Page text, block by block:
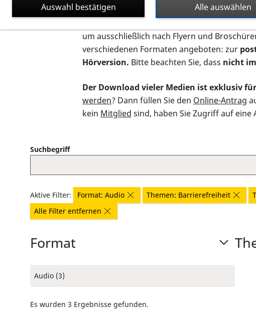
Auf dieser Seite finden Sie sämtliches
um ausschließlich nach Flyern und
verschiedenen Formaten angeboten: zur
Hörversion. Bitte beachten Sie, dass nicht
Der Download vieler Medien ist exklusiv
werden? Dann füllen Sie den Online-Antrag
kein Mitglied sind, haben Sie Zugriff auf
Suchbegriff
Aktive Filter: Format: Audio Themen: Barrierefreiheit
Alle Filter entfernen
Format
Audio (3)
Es wurden 3 Ergebnisse gefunden.
Alle auswählen
Auswahl bestätigen